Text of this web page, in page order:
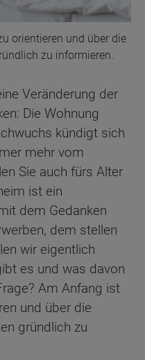
orientieren und über die
zu informieren.
Veränderung der
Die Wohnung
kündigt sich
mehr vom
Sie auch fürs Alter
ist ein
dem Gedanken
dem stellen
wir eigentlich
es und was davon
Am Anfang ist
und über die
gründlich zu